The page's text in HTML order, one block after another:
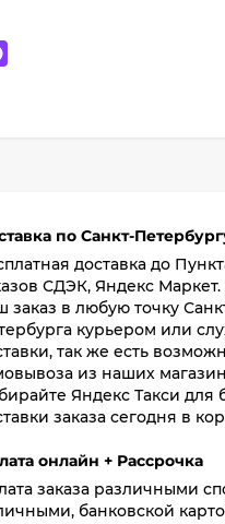
по Санкт-
доставка до
СДЭК, Яндекс
заказ в любую точку
курьером или
так же есть
из наших
Яндекс Такси для
заказа сегодня в
онлайн + Рассрочка
заказа различными
банковской